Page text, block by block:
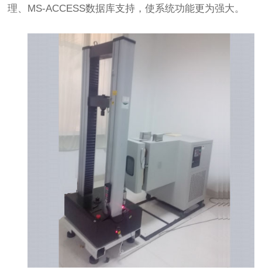
理、MS-ACCESS数据库支持，使系统功能更为强大。